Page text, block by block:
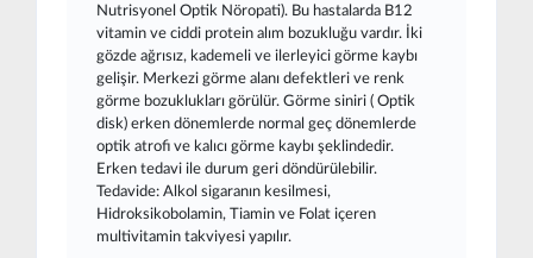
Nutrisyonel Optik Nöropati). Bu hastalarda B12
vitamin ve ciddi protein alım bozukluğu vardır. İki
gözde ağrısız, kademeli ve ilerleyici görme kaybı
gelişir. Merkezi görme alanı defektleri ve renk
görme bozuklukları görülür. Görme siniri ( Optik
disk) erken dönemlerde normal geç dönemlerde
optik atrofi ve kalıcı görme kaybı şeklindedir.
Erken tedavi ile durum geri döndürülebilir.
Tedavide: Alkol sigaranın kesilmesi,
Hidroksikobolamin, Tiamin ve Folat içeren
multivitamin takviyesi yapılır.